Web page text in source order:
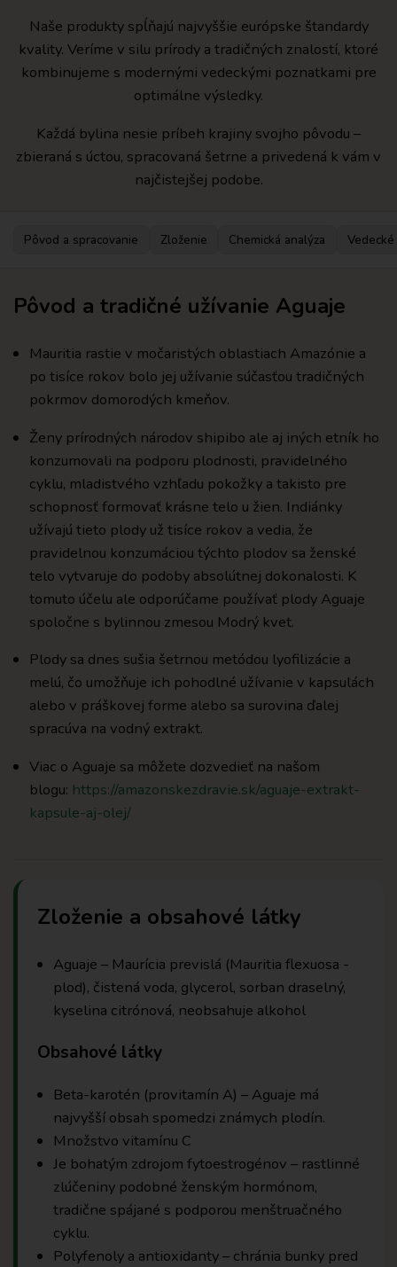
Naše produkty spĺňajú najvyššie európske štandardy
kvality. Veríme v silu prírody a tradičných znalostí, ktoré
kombinujeme s modernými vedeckými poznatkami pre
optimálne výsledky.
Každá bylina nesie príbeh krajiny svojho pôvodu –
zbieraná s úctou, spracovaná šetrne a privedená k vám v
najčistejšej podobe.
Pôvod a spracovanie Zloženie Chemická analýza
Pôvod a tradičné užívanie Aguaje
Mauritia rastie v močaristých oblastiach Amazónie a
po tisíce rokov bolo jej užívanie súčasťou tradičných
pokrmov domorodých kmeňov.
Ženy prírodných národov shipibo ale aj iných etník ho
konzumovali na podporu plodnosti, pravidelného
cyklu, mladistvého vzhľadu pokožky a takisto pre
schopnosť formovať krásne telo u žien. Indiánky
užívajú tieto plody už tisíce rokov a vedia, že
pravidelnou konzumáciou týchto plodov sa ženské
telo vytvaruje do podoby absolútnej dokonalosti. K
tomuto účelu ale odporúčame používať plody Aguaje
spoločne s bylinnou zmesou Modrý kvet.
Plody sa dnes sušia šetrnou metódou lyofilizácie a
melú, čo umožňuje ich pohodlné užívanie v kapsulách
alebo v práškovej forme alebo sa surovina ďalej
spracúva na vodný extrakt.
Viac o Aguaje sa môžete dozvedieť na našom
blogu: https://amazonskezdravie.sk/aguaje-extrakt-
kapsule-aj-olej/
Zloženie a obsahové látky
Aguaje – Maurícia previslá (Mauritia flexuosa -
plod), čistená voda, glycerol, sorban draselný,
kyselina citrónová, neobsahuje alkohol
Obsahové látky
Beta-karotén (provitamín A) – Aguaje má
najvyšší obsah spomedzi známych plodín.
Množstvo vitamínu C
Je bohatým zdrojom fytoestrogénov – rastlinné
zlúčeniny podobné ženským hormónom,
tradične spájané s podporou menštruačného
cyklu.
Polyfenoly a antioxidanty – chránia bunky pred